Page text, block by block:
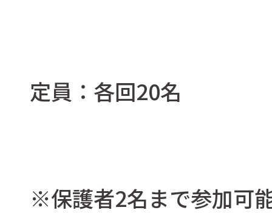
定員：各回20名
※保護者2名まで参加可